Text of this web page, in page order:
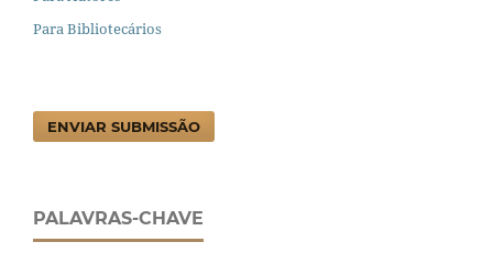
Para Bibliotecários
ENVIAR SUBMISSÃO
PALAVRAS-CHAVE